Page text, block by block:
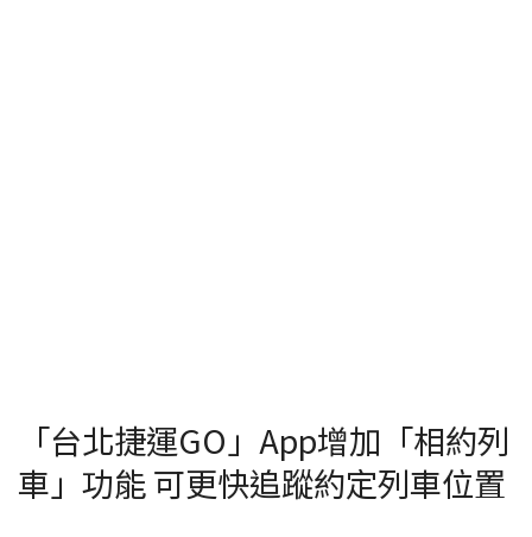
「台北捷運GO」App增加「相約列
車」功能 可更快追蹤約定列車位置